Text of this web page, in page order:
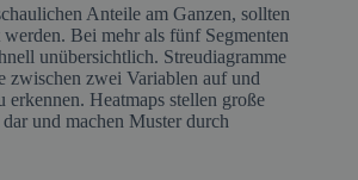
Anteile am Ganzen, sollten
werden. Bei mehr als fünf Segmenten
unübersichtlich. Streudiagramme
zwischen zwei Variablen auf und
Heatmaps stellen große
und machen Muster durch